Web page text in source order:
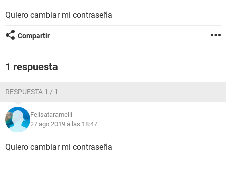
Quiero cambiar mi contraseña
Compartir
1 respuesta
RESPUESTA 1 / 1
Felisataramelli
27 ago 2019 a las 18:47
Quiero cambiar mi contraseña